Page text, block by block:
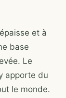
et à
base
Le
apporte du
le monde.